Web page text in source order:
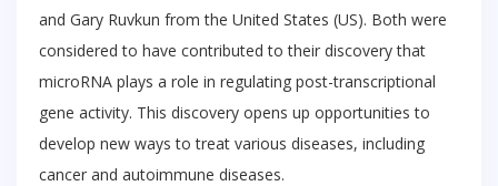
and Gary Ruvkun from the United States (US). Both were
considered to have contributed to their discovery that
microRNA plays a role in regulating post-transcriptional
gene activity. This discovery opens up opportunities to
develop new ways to treat various diseases, including
cancer and autoimmune diseases.